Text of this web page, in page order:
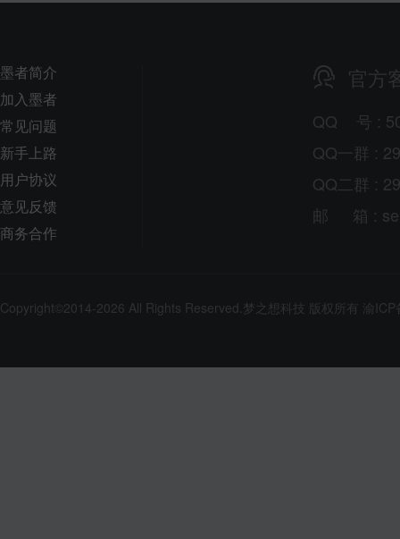
墨者简介
加入墨者
常见问题
新手上路
用户协议
意见反馈
商务合作
官方
QQ 号 :
QQ一群 :
QQ二群 :
邮
箱 :
Copyright©2014-2026 All Rights Reserved.梦之想科技 版权所有 渝